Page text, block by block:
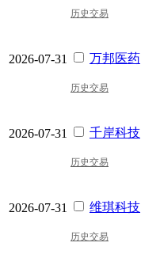
历史交易
2026-07-31 万邦医药
历史交易
2026-07-31 千岸科技
历史交易
2026-07-31 维琪科技
历史交易